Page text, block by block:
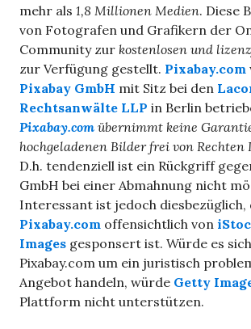
mehr als 1,8 Millionen Medien. Diese
von Fotografen und Grafikern der
Community zur kostenlosen und
zur Verfügung gestellt. Pixabay.com
Pixabay GmbH mit Sitz bei den
Rechtsanwälte LLP in Berlin
Pixabay.com übernimmt keine
hochgeladenen Bilder frei von
D.h. tendenziell ist ein Rückgriff
GmbH bei einer Abmahnung nicht
Interessant ist jedoch diesbezüglich,
Pixabay.com offensichtlich von
Images gesponsert ist. Würde es
Pixabay.com um ein juristisch
Angebot handeln, würde Getty
Plattform nicht unterstützen.